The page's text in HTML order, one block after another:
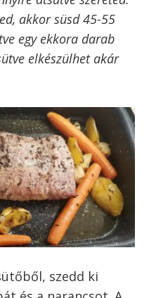
akkor süsd 45-55
egy ekkora darab
elkészülhet akár
szedd ki